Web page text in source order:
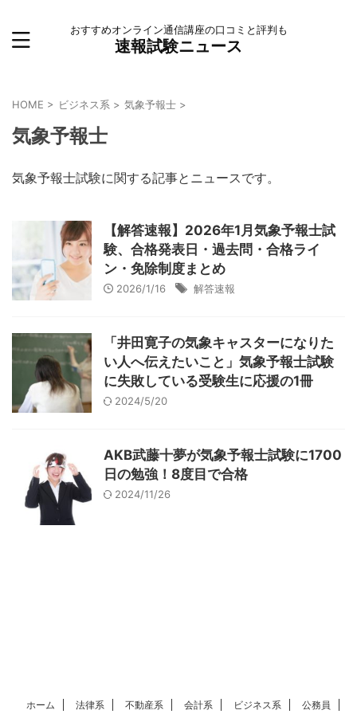
おすすめオンライン通信講座の口コミと評判も
速報試験ニュース
HOME > ビジネス系 > 気象予報士 >
気象予報士
気象予報士試験に関する記事とニュースです。
【解答速報】2026年1月気象予報士試
験、合格発表日・過去問・合格ライ
ン・免除制度まとめ
2026/1/16 解答速報
「井田寛子の気象キャスターになりた
い人へ伝えたいこと」気象予報士試験
に失敗している受験生に応援の1冊
2024/5/20
AKB武藤十夢が気象予報士試験に1700
日の勉強！8度目で合格
2024/11/26
ホーム 法律系 不動産系 会計系 ビジネス系 公務員